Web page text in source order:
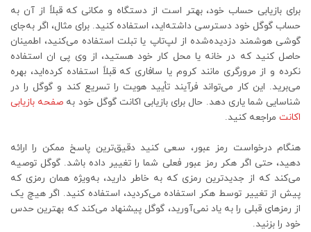
برای بازیابی حساب خود، بهتر است از دستگاه و مکانی که قبلاً از آن به
حساب گوگل خود دسترسی داشته‌اید، استفاده کنید. برای مثال، اگر به‌جای
گوشی هوشمند دزدیده‌شده از لپ‌تاپ یا تبلت استفاده می‌کنید، اطمینان
حاصل کنید که در خانه یا محل کار خود هستید، از وی پی ان استفاده
نکرده و از مرورگری مانند کروم یا سافاری که قبلاً استفاده کرده‌اید، بهره
می‌برید. این کار می‌تواند فرآیند تأیید هویت را تسریع کند و گوگل را در
شناسایی شما یاری دهد. حال برای بازیابی اکانت گوگل خود به صفحه بازیابی
اکانت مراجعه کنید.
هنگام درخواست رمز عبور، سعی کنید دقیق‌ترین پاسخ ممکن را ارائه
دهید، حتی اگر هکر رمز عبور فعلی شما را تغییر داده باشد. گوگل توصیه
می‌کند که از جدیدترین رمزی که به خاطر دارید، به‌ویژه همان رمزی که
پیش از تغییر توسط هکر استفاده می‌کردید، استفاده کنید. اگر هیچ یک
از رمزهای قبلی را به یاد نمی‌آورید، گوگل پیشنهاد می‌کند که بهترین حدس
خود را بزنید.